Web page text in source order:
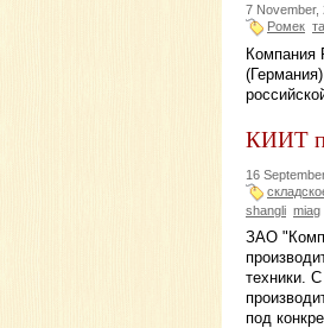
7
Ромек
Компания
КИИТ
16
shangli miag
ЗАО
техники.
под